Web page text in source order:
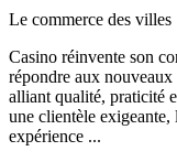
Le commerce des villes
Casino réinvente son
répondre aux
alliant qualité, praticité
une clientèle exigeante,
expérience ...